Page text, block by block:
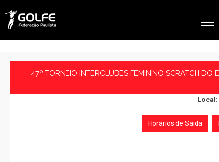
47º TORNEIO INTERCLUBES FEMININO SCRATCH
Local:
Horários de Saída